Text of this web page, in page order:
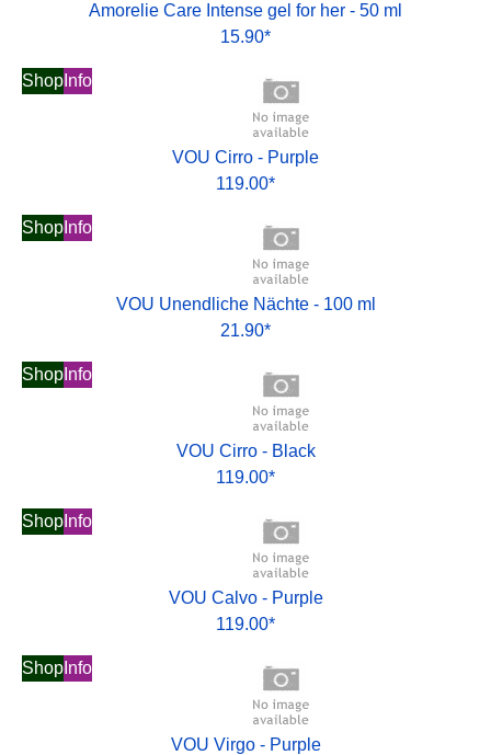
Amorelie Care Intense gel for her - 50 ml
15.90*
Shop Info
VOU Cirro - Purple
119.00*
Shop Info
VOU Unendliche Nächte - 100 ml
21.90*
Shop Info
VOU Cirro - Black
119.00*
Shop Info
VOU Calvo - Purple
119.00*
Shop Info
VOU Virgo - Purple